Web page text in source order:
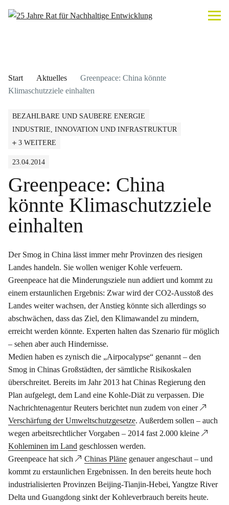
Start Aktuelles
Greenpeace: China könnte
Klimaschutzziele einhalten
BEZAHLBARE UND SAUBERE ENERGIE
INDUSTRIE, INNOVATION UND INFRASTRUKTUR
3 WEITERE
23.04.2014
Greenpeace: China
könnte Klimaschutzziele
einhalten
Der Smog in China lässt immer mehr Provinzen des riesigen
Landes handeln. Sie wollen weniger Kohle verfeuern.
Greenpeace hat die Minderungsziele nun addiert und kommt zu
einem erstaunlichen Ergebnis: Zwar wird der CO2-Ausstoß des
Landes weiter wachsen, der Anstieg könnte sich allerdings so
abschwächen, dass das Ziel, den Klimawandel zu mindern,
erreicht werden könnte. Experten halten das Szenario für möglich
– sehen aber auch Hindernisse.
Medien haben es zynisch die „Airpocalypse“ genannt – den
Smog in Chinas Großstädten, der sämtliche Risikoskalen
überschreitet. Bereits im Jahr 2013 hat Chinas Regierung den
Plan aufgelegt, dem Land eine Kohle-Diät zu verpassen. Die
Nachrichtenagentur Reuters berichtet nun zudem von einer
Verschärfung der Umweltschutzgesetze. Außerdem sollen – auch
wegen arbeitsrechtlicher Vorgaben – 2014 fast 2.000 kleine
Kohleminen im Land geschlossen werden.
Greenpeace hat sich
Chinas Pläne genauer angeschaut – und
kommt zu erstaunlichen Ergebnissen. In den bereits heute hoch
industrialisierten Provinzen Beijing-Tianjin-Hebei, Yangtze River
Delta und Guangdong sinkt der Kohleverbrauch bereits heute.